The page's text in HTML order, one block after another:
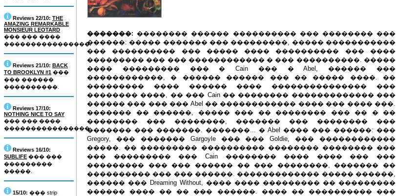
Reviews 22/10: THE
AMAZING REMARKABLE
MONSIEUR LEOTARD
��� ��� ����
����������������.
Reviews 21/10: BACK
TO BROOKLYN #1 ���
��� ������
����������.
Reviews 17/10:
NOTHING NICE TO SAY
��� ��� ����
����������������.
Reviews 16/10:
SUBLIFE ��� ���
���������
�����.
15/10: ��� strip
�������: �������� ������ ���������� ��� �������� ���
������: ����� ������� ��� ���������, ����� �����������
��� ���������� ��� ����� ���� ���������� ��� ����
��������� ��� ��� ������������ � ��� ����������. �����
���� ��������� ��� � Cain ��� � Abel, ������ ���
������������, � ������ ������ ��� �� ����� ����. ��
��������� ���� ������ ���� ��������������� ���
�������� ����, �� ��� Cain �� �������� ������������� ���
������ ��� ��� ��� Abel �� ������������ ���� ��� ���� ���.
������� �� ������, ����� ��� �� �������� ��� �� � ��
�������� ��� ��������, ������� ��� �������� ���
������� ��� �������. �������... � Abel ���� ��� ������: ���
Gregory, ��� ������� Gargoyle ��� ��� Goldie, ��� ������������
�����. �� ��������� ���������� �������� �������� ���
��� ��������� ��� Cain �������� ���� ���� ��� ���
��������� ��� ��� ������ �� ��� ��������, ������� ��
���������� ��� ��� ������. ������������� ����� ������,
������ ��� Dreaming Without, ���� ���� ��������� �� ���������
������ ���� �� �� ��� ������. ���� �� ���������� ���